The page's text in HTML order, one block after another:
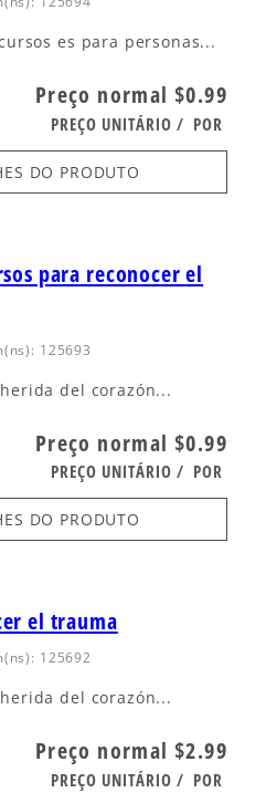
es para personas...
Preço normal $0.99
PREÇO UNITÁRIO / POR
DO PRODUTO
para reconocer el
125693
del corazón...
Preço normal $0.99
PREÇO UNITÁRIO / POR
DO PRODUTO
el trauma
125692
del corazón...
Preço normal $2.99
PREÇO UNITÁRIO / POR